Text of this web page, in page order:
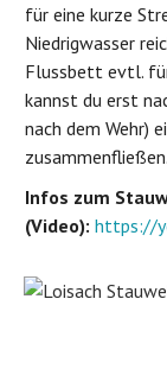
für eine kurze
Niedrigwasser
Flussbett evtl.
kannst du erst
nach dem Wehr)
zusammenfließen.
Infos zum
(Video): https://